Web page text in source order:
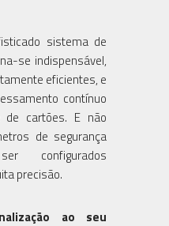
sistema de
se indispensável,
eficientes, e
contínuo
de cartões. E não
de segurança
configurados
precisão.
ao seu